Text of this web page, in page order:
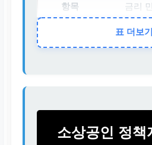
금리
이자
치는
승 기
표 더보기
소상공인 정책